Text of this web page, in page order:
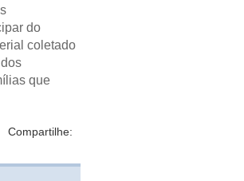
do
coletado
que
Compartilhe: